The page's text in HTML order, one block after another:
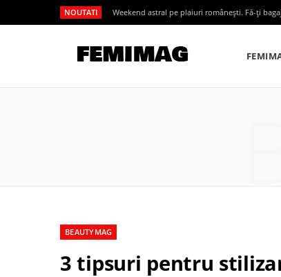
NOUTATI Weekend astral pe plaiuri românești. Fă-ți
BEAUTYMAG
3 tipsuri pentru